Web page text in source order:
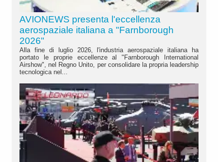
AVIONEWS presenta l'eccellenza
aerospaziale italiana a "Farnborough
2026"
Alla fine di luglio 2026, l'industria aerospaziale italiana ha
portato le proprie eccellenze al "Farnborough International
Airshow", nel Regno Unito, per consolidare la propria leadership
tecnologica nel...